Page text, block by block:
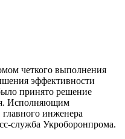
четкого выполнения
эффективности
принято решение
Исполняющим
главного инженера
служба Укроборонпрома.